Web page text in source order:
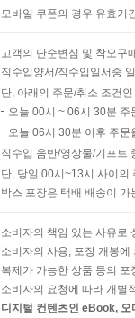
모바일 쿠폰의 경우 유효기
고객의 단순변심 및 착오구
직수입양서/직수입일서중
단, 아래의 주문/취소 조건
오늘 00시 ~ 06시 30분
오늘 06시 30분 이후 주
직수입 음반/영상물/기프트
단, 당일 00시~13시 사이의
박스 포장은 택배 배송이
소비자의 책임 있는 사유로
소비자의 사용, 포장 개봉
복제가 가능한 상품 등의
소비자의 요청에 따라 개별
디지털 컨텐츠인 eBook,